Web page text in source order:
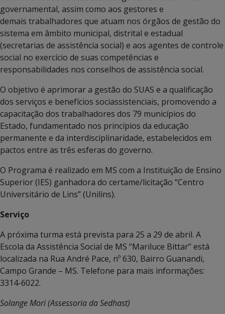
governamental, assim como aos gestores e
demais trabalhadores que atuam nos órgãos de gestão do
sistema em âmbito municipal, distrital e estadual
(secretarias de assistência social) e aos agentes de controle
social no exercício de suas competências e
responsabilidades nos conselhos de assistência social.
O objetivo é aprimorar a gestão do SUAS e a qualificação
dos serviços e benefícios sociassistenciais, promovendo a
capacitação dos trabalhadores dos 79 municípios do
Estado, fundamentado nos princípios da educação
permanente e da interdisciplinaridade, estabelecidos em
pactos entre as três esferas do governo.
O Programa é realizado em MS com a Instituição de Ensino
Superior (IES) ganhadora do certame/licitação “Centro
Universitário de Lins” (Unilins).
Serviço
A próxima turma está prevista para 25 a 29 de abril. A
Escola da Assistência Social de MS “Mariluce Bittar” está
localizada na Rua André Pace, nº 630, Bairro Guanandi,
Campo Grande – MS. Telefone para mais informações:
3314-6022.
Solange Mori (Assessoria da Sedhast)